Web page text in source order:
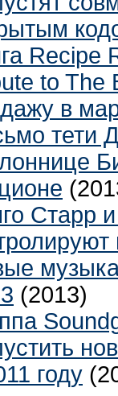
Recipe
to The
в
тети
Старр
(2013)
году